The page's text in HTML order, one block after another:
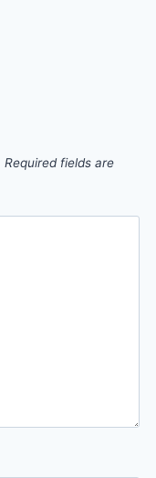
Required fields are